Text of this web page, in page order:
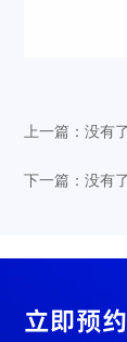
上一篇：没有
下一篇：没有
立即预